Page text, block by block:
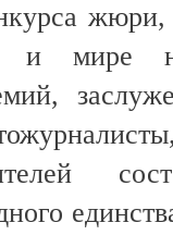
жюри,
и мире